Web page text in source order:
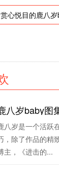
赏心悦目的鹿八
八岁baby图
八岁是一个活跃
，除了作品的精
主，《进击的...